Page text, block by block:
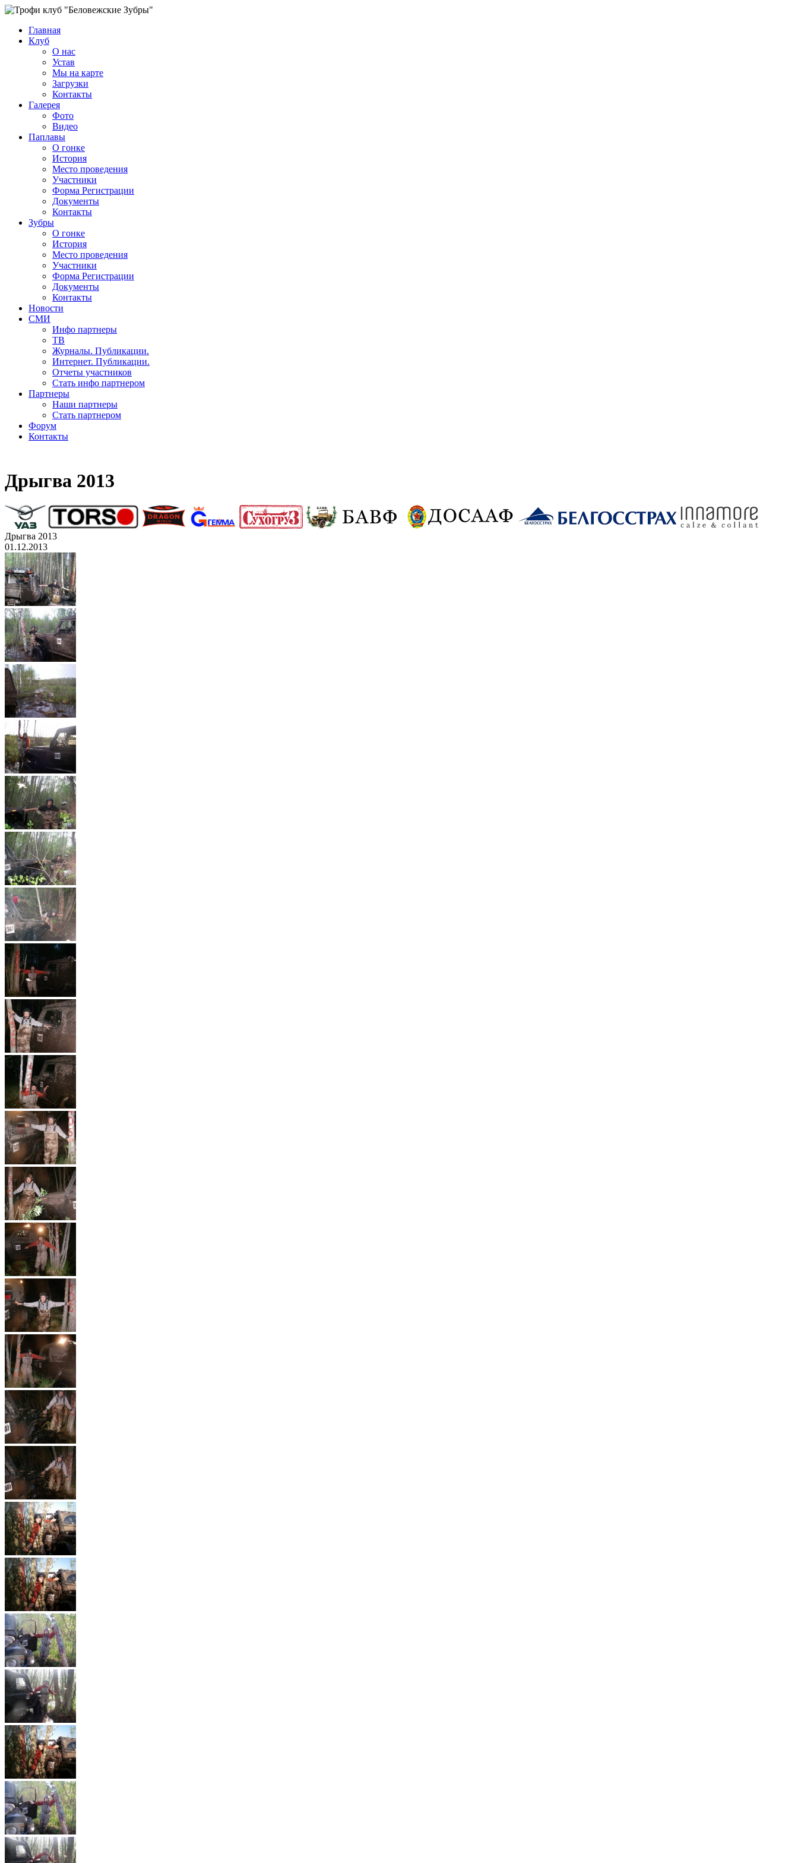
Главная
Клуб
О нас
Устав
Мы на карте
Загрузки
Контакты
Галерея
Фото
Видео
Паплавы
О гонке
История
Место проведения
Участники
Форма Регистрации
Документы
Контакты
Зубры
О гонке
История
Место проведения
Участники
Форма Регистрации
Документы
Контакты
Новости
СМИ
Инфо партнеры
ТВ
Журналы. Публикации.
Интернет. Публикации.
Отчеты участников
Стать инфо партнером
Партнеры
Наши партнеры
Стать партнером
Форум
Контакты
Дрыгва 2013
Дрыгва 2013
01.12.2013